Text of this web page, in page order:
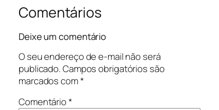
Comentários
Deixe um comentário
O seu endereço de e-mail não será
publicado.Campos obrigatórios são
marcados com*
Comentário*